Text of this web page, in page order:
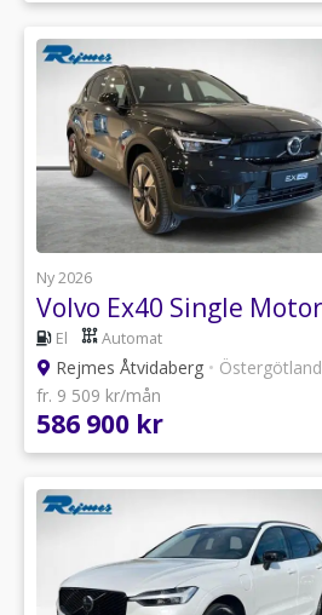
Ny 2026
El Automat
Rejmes Åtvidaberg • Östergötland
fr. 9 509 kr/mån
586 900 kr